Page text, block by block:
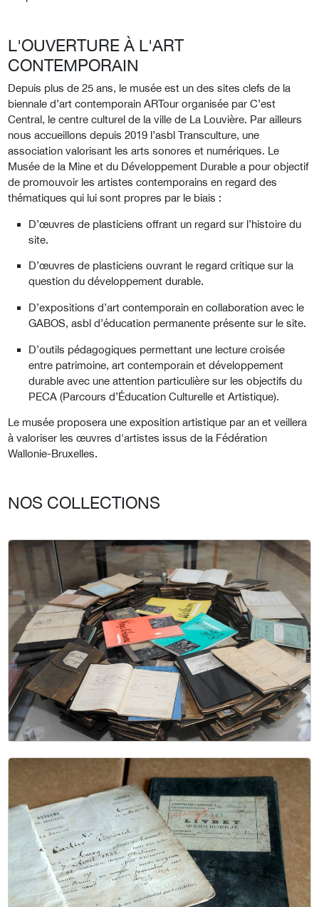
L'OUVERTURE À L'ART
CONTEMPORAIN
Depuis plus de 25 ans, le musée est un des sites clefs de la
biennale d’art contemporain ARTour organisée par C’est
Central, le centre culturel de la ville de La Louvière. Par ailleurs
nous accueillons depuis 2019 l’asbl Transculture, une
association valorisant les arts sonores et numériques. Le
Musée de la Mine et du Développement Durable a pour objectif
de promouvoir les artistes contemporains en regard des
thématiques qui lui sont propres par le biais :
D’œuvres de plasticiens offrant un regard sur l’histoire du
site.
D’œuvres de plasticiens ouvrant le regard critique sur la
question du développement durable.
D’expositions d’art contemporain en collaboration avec le
GABOS, asbl d’éducation permanente présente sur le site.
D’outils pédagogiques permettant une lecture croisée
entre patrimoine, art contemporain et développement
durable avec une attention particulière sur les objectifs du
PECA (Parcours d’Éducation Culturelle et Artistique).
Le musée proposera une exposition artistique par an et veillera
à valoriser les œuvres d'artistes issus de la Fédération
Wallonie-Bruxelles.
NOS COLLECTIONS